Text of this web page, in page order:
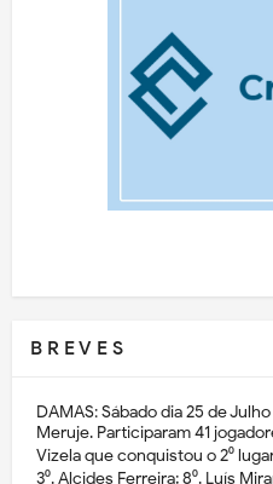
B R E V E S
DAMAS: Sábado dia 25 de
Meruje. Participaram 41
Vizela que conquistou o 2⁰
3⁰. Alcides Ferreira; 8⁰. Luís